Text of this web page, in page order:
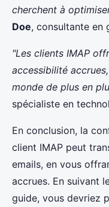
cherchent à
Doe, consultante en
"Les clients IMAP
accessibilité
monde de plus en
spécialiste en
En conclusion, la
client IMAP peut
emails, en vous
accrues. En suivant
guide, vous devriez